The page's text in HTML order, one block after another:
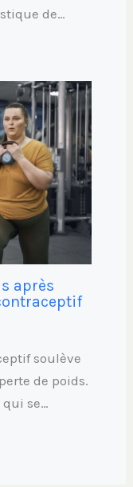
de…
après
soulève
de poids.
qui se…